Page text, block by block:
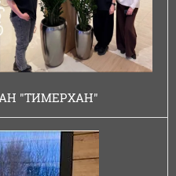
"ТИМЕРХАН"